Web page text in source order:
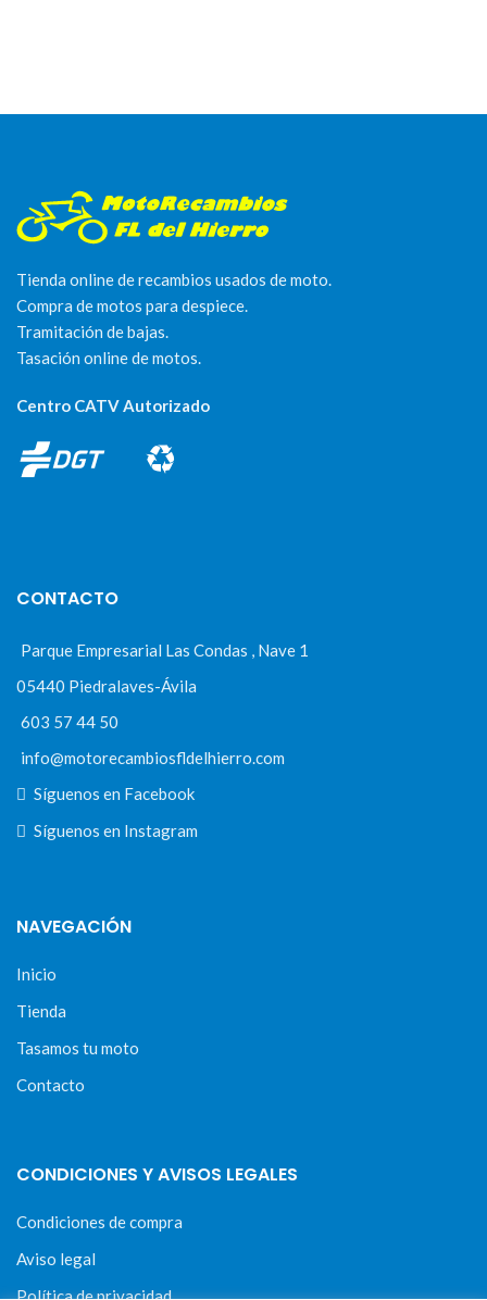
Tienda online de recambios usados de moto.
Compra de motos para despiece.
Tramitación de bajas.
Tasación online de motos.
Centro CATV Autorizado
CONTACTO
Parque Empresarial Las Condas , Nave 1
05440 Piedralaves-Ávila
603 57 44 50
info@motorecambiosfldelhierro.com
Síguenos en Facebook
Síguenos en Instagram
NAVEGACIÓN
Inicio
Tienda
Tasamos tu moto
Contacto
CONDICIONES Y AVISOS LEGALES
Condiciones de compra
Aviso legal
Política de privacidad